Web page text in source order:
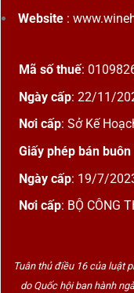
Website:
Mã số thuế:
Ngày cấp: 22/11/
Nơi cấp: Sở Kế
Giấy phép bán
Ngày cấp: 19/7/
Nơi cấp: BỘ CÔNG
Tuân thủ điều 16 của luật
do Quốc hội ban hành